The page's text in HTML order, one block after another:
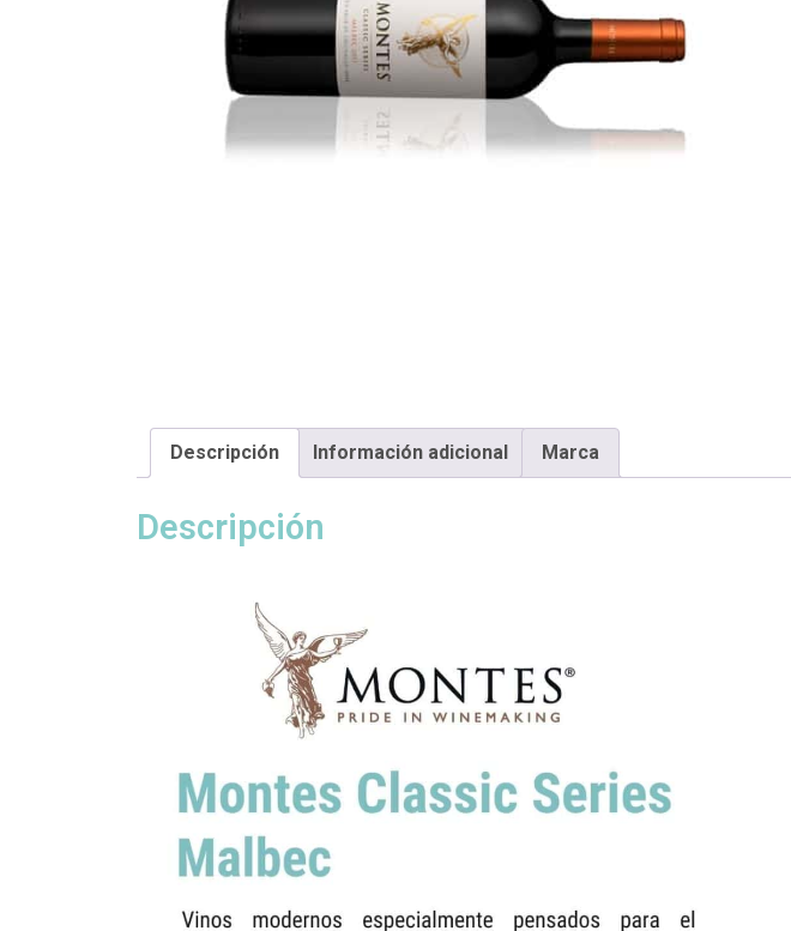
Descripción Información adicional Marca
Descripción